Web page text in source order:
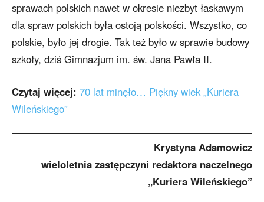
sprawach polskich nawet w okresie niezbyt łaskawym
dla spraw polskich była ostoją polskości. Wszystko, co
polskie, było jej drogie. Tak też było w sprawie budowy
szkoły, dziś Gimnazjum im. św. Jana Pawła II.
Czytaj więcej: 70 lat minęło… Piękny wiek „Kuriera
Wileńskiego”
Krystyna Adamowicz
wieloletnia zastępczyni redaktora naczelnego
„Kuriera Wileńskiego”